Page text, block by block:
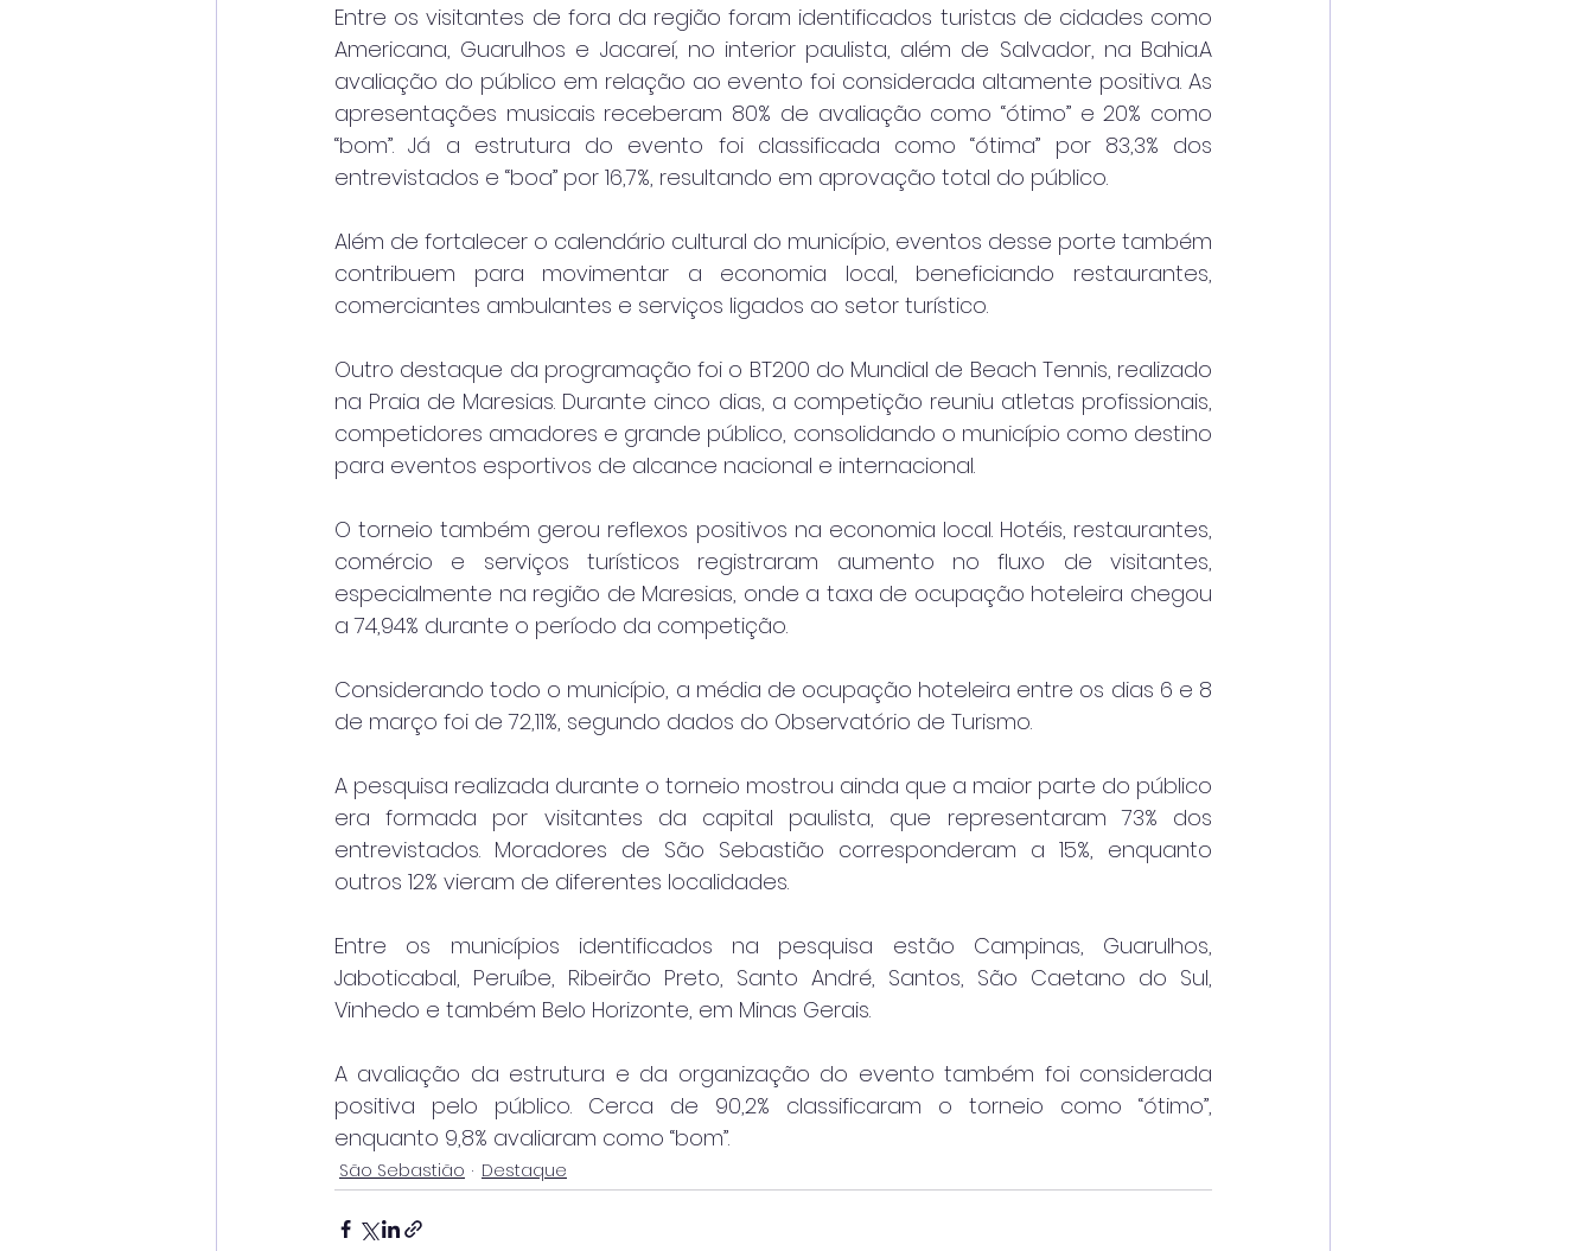
Entre os visitantes de fora da região foram identificados turistas de cidades como
Americana, Guarulhos e Jacareí, no interior paulista, além de Salvador, na Bahia.A
avaliação do público em relação ao evento foi considerada altamente positiva. As
apresentações musicais receberam 80% de avaliação como “ótimo” e 20% como
“bom”. Já a estrutura do evento foi classificada como “ótima” por 83,3% dos
entrevistados e “boa” por 16,7%, resultando em aprovação total do público.
Além de fortalecer o calendário cultural do município, eventos desse porte também
contribuem para movimentar a economia local, beneficiando restaurantes,
comerciantes ambulantes e serviços ligados ao setor turístico.
Outro destaque da programação foi o BT200 do Mundial de Beach Tennis, realizado
na Praia de Maresias. Durante cinco dias, a competição reuniu atletas profissionais,
competidores amadores e grande público, consolidando o município como destino
para eventos esportivos de alcance nacional e internacional.
O torneio também gerou reflexos positivos na economia local. Hotéis, restaurantes,
comércio e serviços turísticos registraram aumento no fluxo de visitantes,
especialmente na região de Maresias, onde a taxa de ocupação hoteleira chegou
a 74,94% durante o período da competição.
Considerando todo o município, a média de ocupação hoteleira entre os dias 6 e 8
de março foi de 72,11%, segundo dados do Observatório de Turismo.
A pesquisa realizada durante o torneio mostrou ainda que a maior parte do público
era formada por visitantes da capital paulista, que representaram 73% dos
entrevistados. Moradores de São Sebastião corresponderam a 15%, enquanto
outros 12% vieram de diferentes localidades.
Entre os municípios identificados na pesquisa estão Campinas, Guarulhos,
Jaboticabal, Peruíbe, Ribeirão Preto, Santo André, Santos, São Caetano do Sul,
Vinhedo e também Belo Horizonte, em Minas Gerais.
A avaliação da estrutura e da organização do evento também foi considerada
positiva pelo público. Cerca de 90,2% classificaram o torneio como “ótimo”,
enquanto 9,8% avaliaram como “bom”.
São Sebastião Destaque